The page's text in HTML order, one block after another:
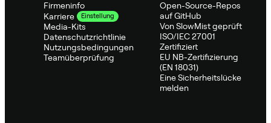
Firmeninfo
Karriere
Einstellung
Media-Kits
Datenschutzrichtlinie
Nutzungsbedingungen
Teamüberprüfung
Open-Source-Repos
auf GitHub
Von SlowMist geprüft
ISO/IEC 27001
Zertifiziert
EU NB-Zertifizierung
(EN 18031)
Eine Sicherheitslücke
melden